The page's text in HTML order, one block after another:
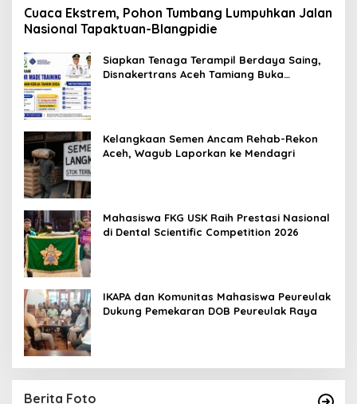
Cuaca Ekstrem, Pohon Tumbang Lumpuhkan Jalan
Nasional Tapaktuan-Blangpidie
Siapkan Tenaga Terampil Berdaya Saing,
Disnakertrans Aceh Tamiang Buka
Kelangkaan Semen Ancam Rehab-Rekon
Aceh, Wagub Laporkan ke Mendagri
Mahasiswa FKG USK Raih Prestasi Nasional
di Dental Scientific Competition 2026
IKAPA dan Komunitas Mahasiswa Peureulak
Dukung Pemekaran DOB Peureulak Raya
Berita Foto